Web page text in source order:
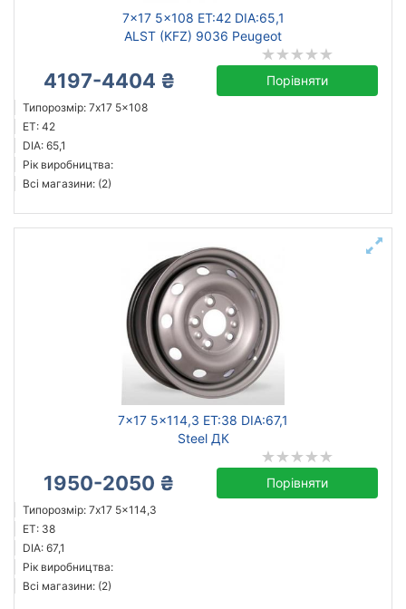
7x17 5x108 ET:42 DIA:65,1
ALST (KFZ) 9036 Peugeot
4197-4404 ₴ Порівняти
Типорозмір: 7x17 5x108
ET: 42
DIA: 65,1
Рік виробництва:
Всі магазини: (2)
7x17 5x114,3 ET:38 DIA:67,1
Steel ДК
1950-2050 ₴ Порівняти
Типорозмір: 7x17 5x114,3
ET: 38
DIA: 67,1
Рік виробництва:
Всі магазини: (2)
Підібрати